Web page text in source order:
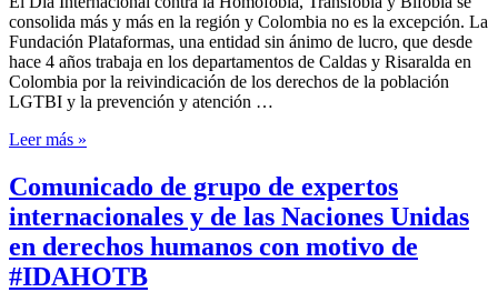
consolida más y más en la región y Colombia no es la excepción. La
Fundación Plataformas, una entidad sin ánimo de lucro, que desde
hace 4 años trabaja en los departamentos de Caldas y Risaralda en
Colombia por la reivindicación de los derechos de la población
LGTBI y la prevención y atención …
Leer más »
Comunicado de grupo de expertos
internacionales y de las Naciones Unidas
en derechos humanos con motivo de
#IDAHOTB